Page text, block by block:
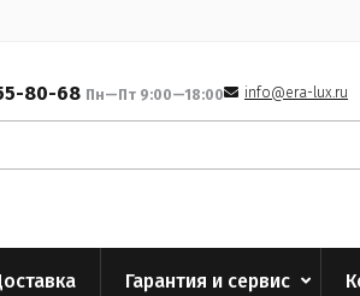
80-68 Пн—Пт 9:00—18:00 info@era-lux.ru
Гарантия и сервис